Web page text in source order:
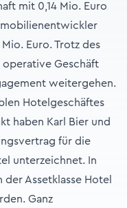
mit 0,14 Mio. Euro
Euro. Trotz des
operative Geschäft
weitergehen.
Hotelgeschäftes
haben Karl Bier und
für die
unterzeichnet. In
Assetklasse Hotel
Ganz